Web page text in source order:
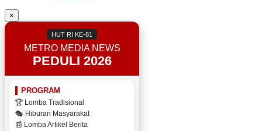
×
HUT RI KE-81
METRO MEDIA NEWS
PEDULI 2026
PROGRAM
🏆 Lomba Tradisional
🎭 Hiburan Masyarakat
📰 Lomba Artikel Berita